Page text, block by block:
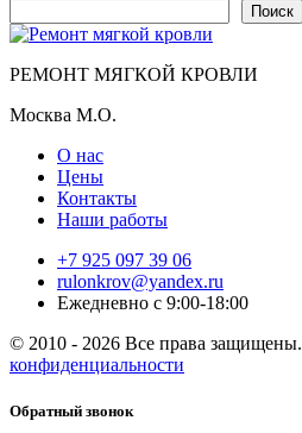
Поиск
РЕМОНТ МЯГКОЙ КРОВЛИ
Москва М.О.
О нас
Цены
Контакты
Наши работы
+7 925 097 39 06
rulonkrov@yandex.ru
Ежедневно с 9:00-18:00
© 2010 - 2026 Все права защищены.
конфиденциальности
Обратный звонок